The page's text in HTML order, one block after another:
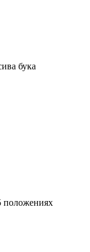
бука
положениях